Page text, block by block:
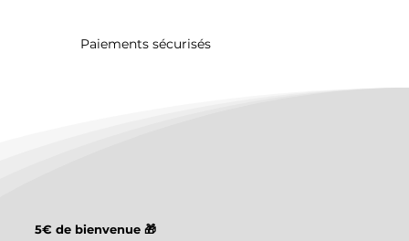
Paiements sécurisés
5€ de bienvenue 🎁